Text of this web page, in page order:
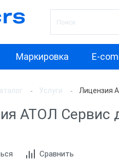
Маркировка E-
Услуги Лицензия
АТОЛ Сервис
Сравнить